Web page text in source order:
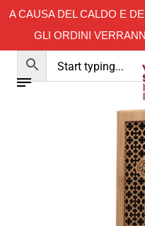
A CAUSA DEL CALDO E
GLI ORDINI